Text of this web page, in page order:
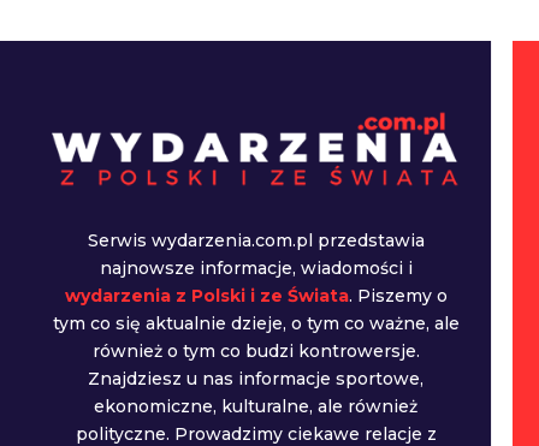
Serwis wydarzenia.com.pl przedstawia
najnowsze informacje, wiadomości i
wydarzenia z Polski i ze Świata. Piszemy o
tym co się aktualnie dzieje, o tym co ważne, ale
również o tym co budzi kontrowersje.
Znajdziesz u nas informacje sportowe,
ekonomiczne, kulturalne, ale również
polityczne. Prowadzimy ciekawe relacje z